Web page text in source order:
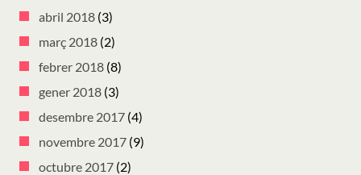
abril 2018 (3)
març 2018 (2)
febrer 2018 (8)
gener 2018 (3)
desembre 2017 (4)
novembre 2017 (9)
octubre 2017 (2)